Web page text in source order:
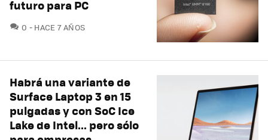
futuro para PC
0 COMENTARIOS
HACE 7 AÑOS
Habrá una variante de
Surface Laptop 3 en 15
pulgadas y con SoC Ice
Lake de Intel... pero sólo